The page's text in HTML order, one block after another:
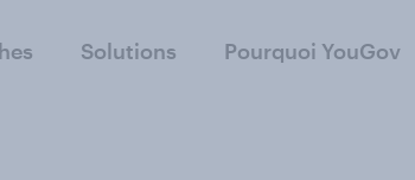
Solutions Pourquoi YouGov